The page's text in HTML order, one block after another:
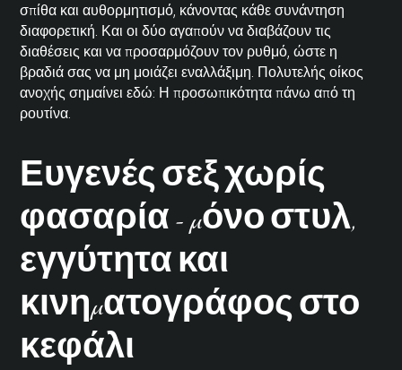
σπίθα και αυθορμητισμό, κάνοντας κάθε συνάντηση
διαφορετική. Και οι δύο αγαπούν να διαβάζουν τις
διαθέσεις και να προσαρμόζουν τον ρυθμό, ώστε η
βραδιά σας να μη μοιάζει εναλλάξιμη. Πολυτελήςοίκος
ανοχής σημαίνει εδώ: Η προσωπικότητα πάνω από τη
ρουτίνα.
Ευγενές σεξ χωρίς
φασαρία - μόνο στυλ,
εγγύτητα και
κινηματογράφος στο
κεφάλι